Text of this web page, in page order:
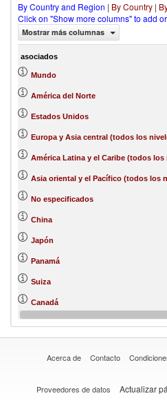
By Country and Region | By Country |
Click on "Show more columns" to add
Mostrar más columnas
asociados
Mundo
América del Norte
Estados Unidos
Europa y Asia central (todos los
América Latina y el Caribe (todos los
Asia oriental y el Pacífico (todos los
No especificados
China
Japón
Panamá
Suiza
Canadá
Acerca de Contacto
Proveedores de datos Actualizar